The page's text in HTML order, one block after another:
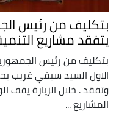
بتكليف من رئيس
يتفقد مشاريع
بتكليف من رئيس الجمهورية
الاول السيد سيفي غريب
وتفقد . خلال الزيارة يقف
المشاريع ...